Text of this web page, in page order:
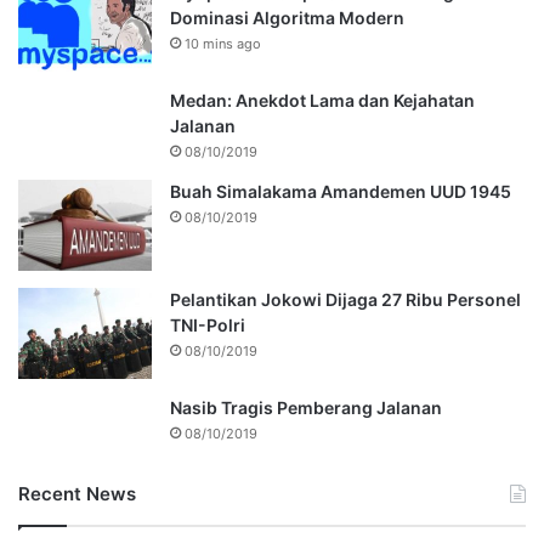
Dominasi Algoritma Modern
10 mins ago
Medan: Anekdot Lama dan Kejahatan
Jalanan
08/10/2019
Buah Simalakama Amandemen UUD 1945
08/10/2019
Pelantikan Jokowi Dijaga 27 Ribu Personel
TNI-Polri
08/10/2019
Nasib Tragis Pemberang Jalanan
08/10/2019
Recent News